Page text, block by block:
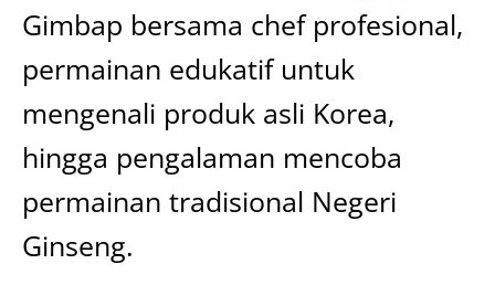
Gimbap bersama chef profesional,
permainan edukatif untuk
mengenali produk asli Korea,
hingga pengalaman mencoba
permainan tradisional Negeri
Ginseng.